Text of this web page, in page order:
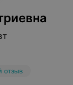
отзыв